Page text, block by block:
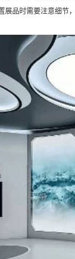
展品时需要注意细